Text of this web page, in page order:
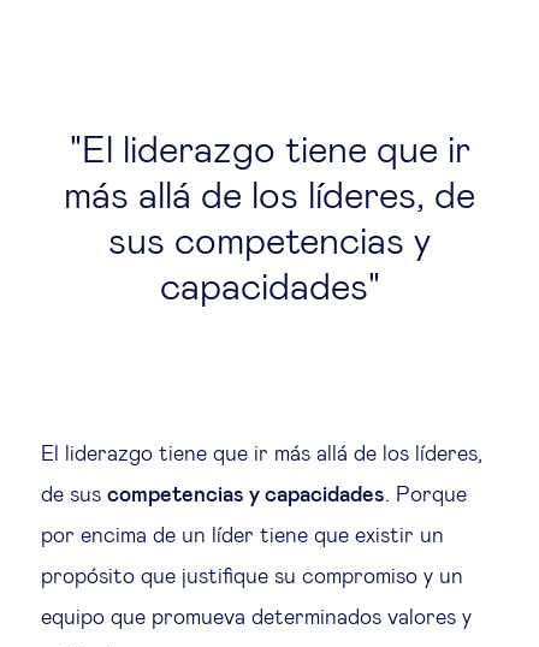
El liderazgo tiene que ir
más allá de los líderes, de
sus competencias y
capacidades
El liderazgo tiene que ir más allá de los líderes,
de sus competencias y capacidades. Porque
por encima de un líder tiene que existir un
propósito que justifique su compromiso y un
equipo que promueva determinados valores y